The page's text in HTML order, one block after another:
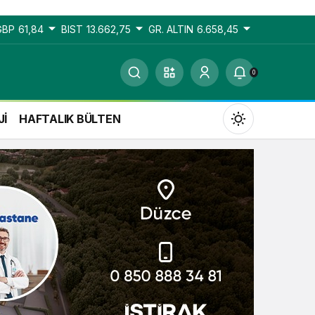
61,84 BIST 13.662,75 GR. ALTIN 6.658,45
0
HAFTALIK BÜLTEN
Gündüz Modu
Gündüz modunu seçin.
Gece Modu
Gece modunu seçin.